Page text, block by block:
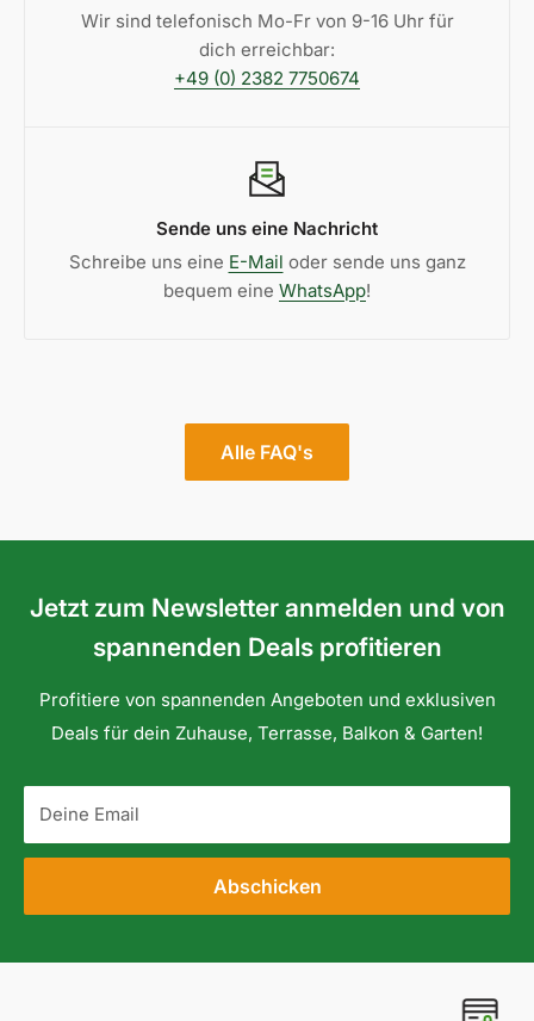
Wir sind telefonisch Mo-Fr von 9-16 Uhr für
dich erreichbar:
+49 (0) 2382 7750674
Sende uns eine Nachricht
Schreibe uns eine E-Mail oder sende uns ganz
bequem eine WhatsApp!
Alle FAQ's
Jetzt zum Newsletter anmelden und von
spannenden Deals profitieren
Profitiere von spannenden Angeboten und exklusiven
Deals für dein Zuhause, Terrasse, Balkon & Garten!
Deine Email
Abschicken